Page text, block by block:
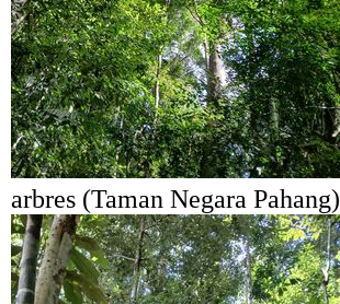
arbres (Taman Negara Pahang)